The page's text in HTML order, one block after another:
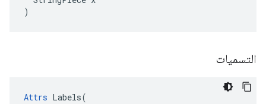
)
التسميات
Attrs Labels(